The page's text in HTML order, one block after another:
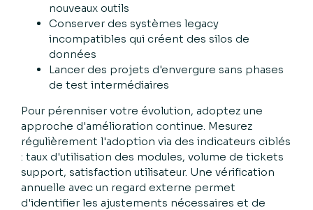
nouveaux outils
Conserver des systèmes legacy
incompatibles qui créent des silos de
données
Lancer des projets d'envergure sans phases
de test intermédiaires
Pour pérenniser votre évolution, adoptez une
approche d'amélioration continue. Mesurez
régulièrement l'adoption via des indicateurs ciblés
: taux d'utilisation des modules, volume de tickets
support, satisfaction utilisateur. Une vérification
annuelle avec un regard externe permet
d'identifier les ajustements nécessaires et de